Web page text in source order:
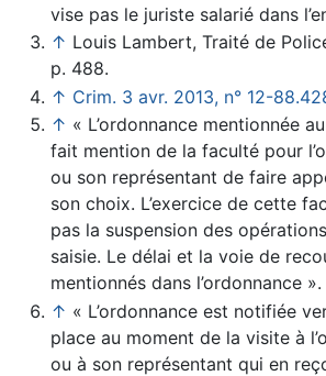
vise pas le juriste salarié dans
↑ Louis Lambert, Traité de
p. 488.
↑ Crim. 3 avr. 2013, n° 12-
↑ « L’ordonnance mentionnée
fait mention de la faculté pour
ou son représentant de faire
son choix. L’exercice de cette
pas la suspension des
saisie. Le délai et la voie de
mentionnés dans l’ordonnance ».
↑ « L’ordonnance est notifiée
place au moment de la visite à
ou à son représentant qui en